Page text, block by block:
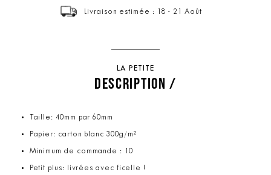
Livraison estimée : 18 - 21 Août
LA PETITE
DESCRIPTION /
Taille: 40mm par 60mm
Papier: carton blanc 300g/m²
Minimum de commande : 10
Petit plus: livrées avec ficelle !